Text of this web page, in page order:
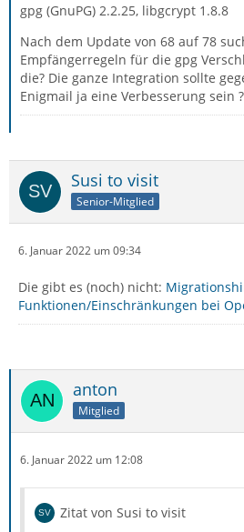
gpg (GnuPG) 2.2.25, libgcrypt 1.8.8
Nach dem Update von 68 auf 78
Empfängerregeln für die gpg
die? Die ganze Integration sollte
Enigmail ja eine Verbesserung sein
Susi to visit
Senior-Mitglied
6. Januar 2022 um 09:34
Die gibt es (noch) nicht:
Funktionen/Einschränkungen bei
anton
Mitglied
6. Januar 2022 um 12:08
Zitat von Susi to visit